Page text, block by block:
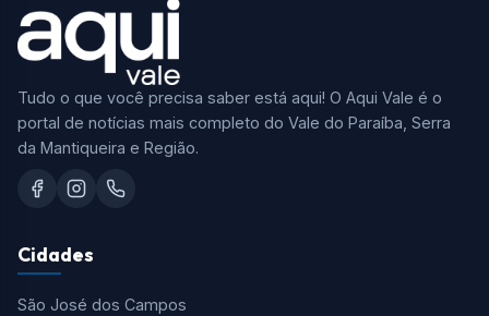
Tudo o que você precisa saber está aqui! O Aqui Vale é o
portal de notícias mais completo do Vale do Paraíba, Serra
da Mantiqueira e Região.
Cidades
São José dos Campos